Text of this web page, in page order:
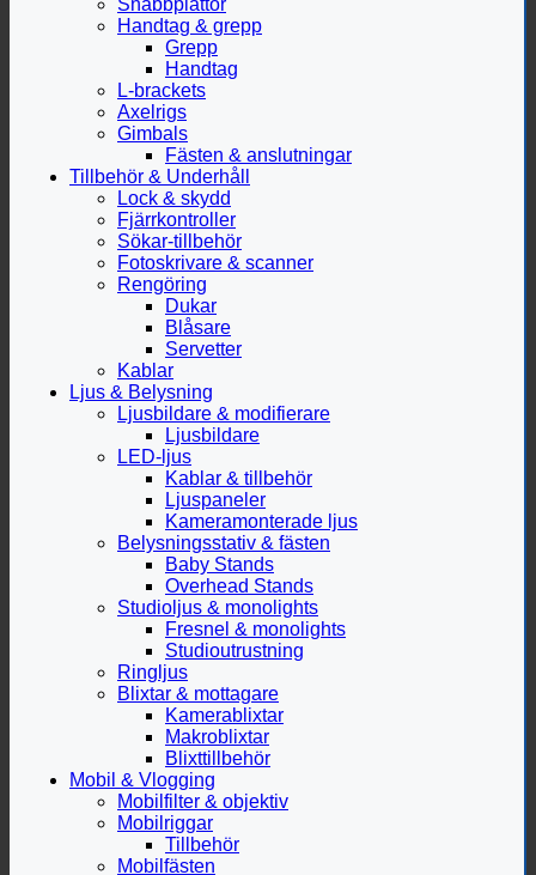
Handtag & grepp
Grepp
Handtag
L-brackets
Axelrigs
Gimbals
Fästen & anslutningar
Tillbehör & Underhåll
Lock & skydd
Fjärrkontroller
Sökar-tillbehör
Fotoskrivare & scanner
Rengöring
Dukar
Blåsare
Servetter
Kablar
Ljus & Belysning
Ljusbildare & modifierare
Ljusbildare
LED-ljus
Kablar & tillbehör
Ljuspaneler
Kameramonterade ljus
Belysningsstativ & fästen
Baby Stands
Overhead Stands
Studioljus & monolights
Fresnel & monolights
Studioutrustning
Ringljus
Blixtar & mottagare
Kamerablixtar
Makroblixtar
Blixttillbehör
Mobil & Vlogging
Mobilfilter & objektiv
Mobilriggar
Tillbehör
Mobilfästen